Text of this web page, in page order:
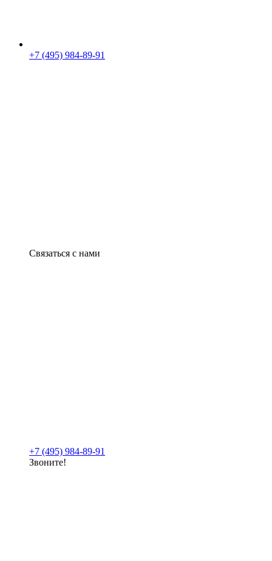
+7 (495) 984-89-91
Связаться с нами
+7 (495) 984-89-91
Звоните!